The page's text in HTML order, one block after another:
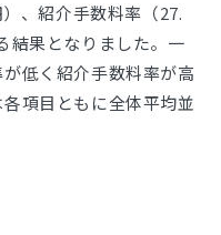
、紹介手数料率（27.
結果となりました。一
低く紹介手数料率が高
項目ともに全体平均並